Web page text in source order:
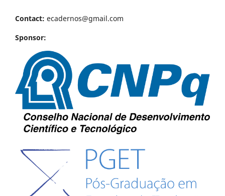
Contact: ecadernos@gmail.com
Sponsor: